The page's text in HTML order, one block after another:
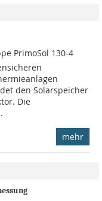
PrimoSol 130-4
den Solarspeicher
Die
mehr